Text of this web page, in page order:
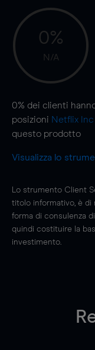
0%
N/A
0% dei clienti
posizioni Netflix Inc
questo prodotto
Visualizza lo
Lo strumento Client
titolo informativo, è di
forma di consulenza
quindi costituire la
investimento.